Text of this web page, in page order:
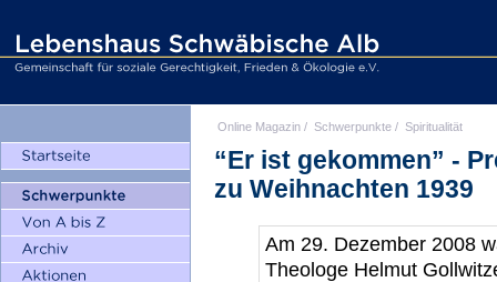
Online Magazin / Schwerpunkte / Spiritualität
“Er ist gekommen” -
zu Weihnachten 1939
Am 29. Dezember 2008
Theologe Helmut